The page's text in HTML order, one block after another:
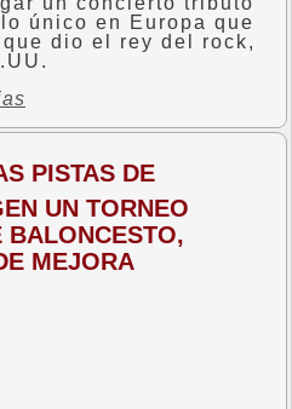
único en Europa que
dio el rey del rock,
PISTAS DE
UN TORNEO
BALONCESTO,
MEJORA